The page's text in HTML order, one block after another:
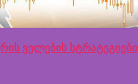
ველების სტრატეგიები